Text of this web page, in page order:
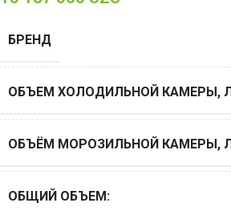
БРЕНД
ОБЪЕМ ХОЛОДИЛЬНОЙ КАМЕРЫ,
ОБЪЁМ МОРОЗИЛЬНОЙ КАМЕРЫ,
ОБЩИЙ ОБЪЕМ: